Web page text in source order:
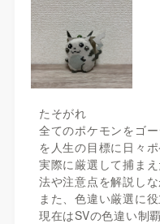
たそがれ
全てのポケモンをゴ
を人生の目標に日々
実際に厳選して捕ま
法や注意点を解説し
また、色違い厳選に
現在はSVの色違い制